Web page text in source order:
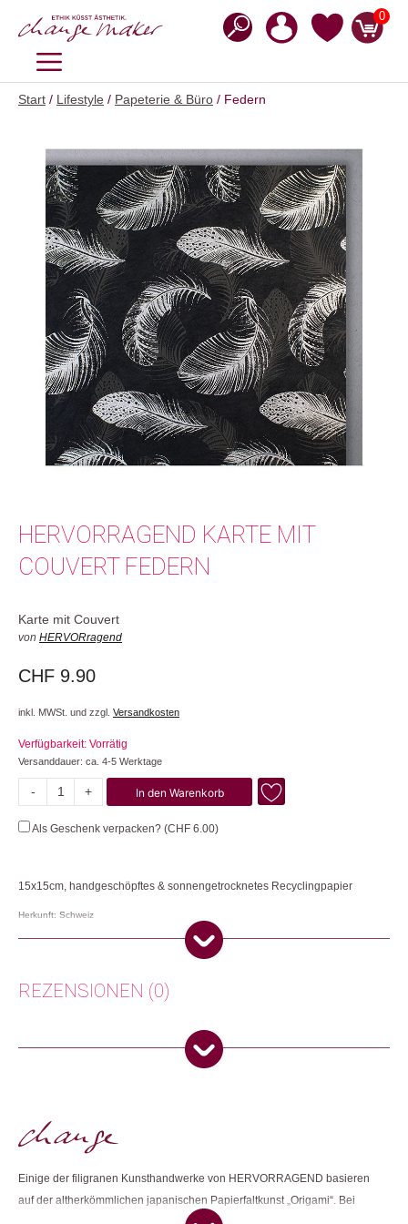
Inhalt
0
MENÜ
Start / Lifestyle / Papeterie & Büro / Federn
HERVORRAGEND KARTE MIT
COUVERT FEDERN
Karte mit Couvert
von HERVORragend
CHF 9.90
inkl. MWSt. und zzgl. Versandkosten
Verfügbarkeit: Vorrätig
Versanddauer: ca. 4-5 Werktage
-
Federn
+ In den Warenkorb
Als Geschenk verpacken? (CHF 6.00)
15x15cm, handgeschöpftes & sonnengetrocknetes Recyclingpapier
Herkunft: Schweiz
Artikelnummer: 112632.01
REZENSIONEN (0)
Es gibt noch keine Rezensionen.
Einige der filigranen Kunsthandwerke von HERVORRAGEND basieren
auf der altherkömmlichen japanischen Papierfaltkunst „Origami“. Bei